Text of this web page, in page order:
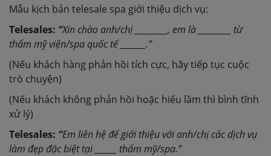
Mẫu kịch bản telesale spa giới thiệu dịch vụ:
Telesales: “Xin chào anh/chị _________, em là _________ từ
thẩm mỹ viện/spa quốc tế _______.”
(Nếu khách hàng phản hồi tích cực, hãy tiếp tục cuộc
trò chuyện)
(Nếu khách không phản hồi hoặc hiểu lầm thì bình tĩnh
xử lý)
Telesales: “Em liên hệ để giới thiệu với anh/chị các dịch vụ
làm đẹp đặc biệt tại ______ thẩm mỹ/spa.”